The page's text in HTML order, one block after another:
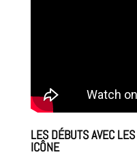
LES DÉBUTS AVEC
ICÔNE